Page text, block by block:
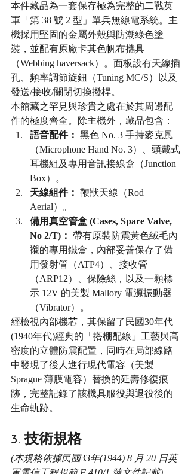
本件藏品為一套保存極為完整的二戰英
軍「第 38 號 2 型」單兵無線電系統。主
機採用堅固的金屬外殼與防潮綠色塗
裝，並配有原廠卡其色帆布攜具
（Webbing haversack）。面板設有天線插
孔、頻率調節旋鈕（Tuning MC/S）以及
發送/接收/關閉切換撥桿。
本館藏之罕見與珍貴之處在於其周邊配
件的極度齊全。除主機外，藏品包含：
語音配件： 黑色 No. 3 手持麥克風
（Microphone Hand No. 3）、頭戴式
耳機組及專用音訊接線盒（Junction
Box）。
天線組件： 鞭狀天線（Rod
Aerial）。
備用真空管盒 (Cases, Spare Valve,
No 2/T)： 帶有原裝防震黃色絨毛內
襯的專用鐵盒，內部妥善保存了備
用發射管（ATP4）、接收管
（ARP12）、保險絲，以及一顆標
示 12V 的美製 Mallory 電源振動器
（Vibrator）。
經檢視內部機芯，其保留了民國30年代
(1940年代)經典的「搭棚配線」工藝與高
密度的立體防震配置，同時在局部線路
中發現了後人進行現代電容（美製
Sprague 薄膜電容）替換的延壽修復痕
跡，完整記錄了該機具服役與退役後的
生命軌跡。
3. 技術規格
(本規格依據民國33年(1944) 8 月 20 日英